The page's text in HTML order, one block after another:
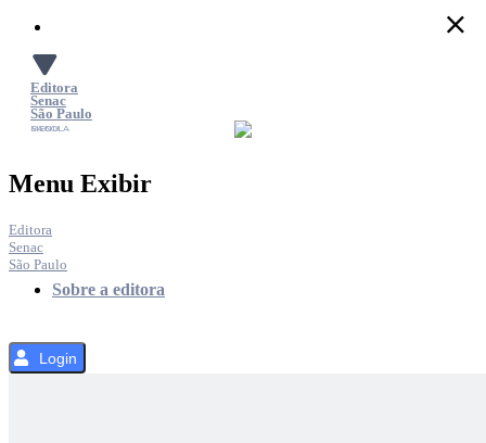
o
Conteúdo
Editora
Senac
São Paulo
SACOLA
MENU
Menu Exibir
Editora
Senac
São Paulo
Sobre a editora
Login